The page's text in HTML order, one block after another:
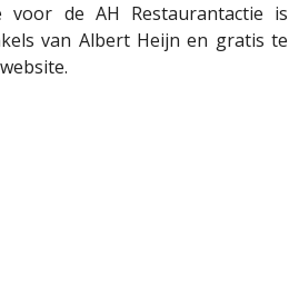
voor de AH Restaurantactie is
van Albert Heijn en gratis te